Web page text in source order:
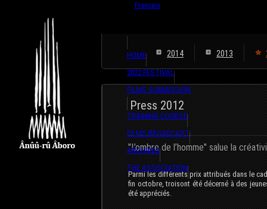
Français
HOME
2022 FESTIVAL
FILMS SUBMISSION
TRAINING COURSE
FILMS BROADCAST
ARCHIVES
THE ASSOCIATION
2014 2013
Press 2012
"L’ombre de l’homme" salue la
Parmi les différents prix attribués dans le
fin octobre, troisont été décerné à des
été appréciés.